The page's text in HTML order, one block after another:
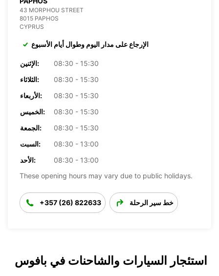
43 MORPHOU STREET
8015 PAPHOS
CYPRUS
الإرجاع على مدار اليوم وطوال أيام الأسبوع
الإثنين:
08:30 - 15:30
الثلاثاء:
08:30 - 15:30
الأربعاء:
08:30 - 15:30
الخميس:
08:30 - 15:30
الجمعة:
08:30 - 15:30
السبت:
08:30 - 13:00
الأحد:
08:30 - 13:00
These opening hours may vary due to public holidays.
+357 (26) 822633 خط سير الرحلة
استئجار السيارات والشاحنات في بافوس